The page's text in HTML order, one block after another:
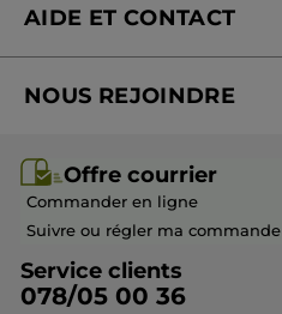
Promotions
Idées cadeaux
Collection de Noël
AIDE ET CONTACT
Mes cadeaux
Questions & Réponses
Contactez-nous
NOUS REJOINDRE
Devenir franchisé ou gérant
Offre courrier
Commander en ligne
Suivre ou régler ma commande
Service clients
078/05 00 36